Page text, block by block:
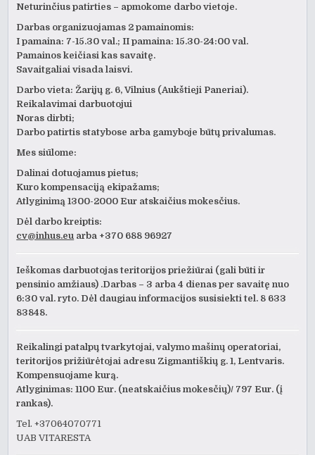
Neturinčius patirties – apmokome darbo vietoje.
Darbas organizuojamas 2 pamainomis:
I pamaina: 7-15.30 val.; II pamaina: 15.30-24:00 val.
Pamainos keičiasi kas savaitę.
Savaitgaliai visada laisvi.
Darbo vieta: Žarijų g. 6, Vilnius (Aukštieji Paneriai).
Reikalavimai darbuotojui
Noras dirbti;
Darbo patirtis statybose arba gamyboje būtų privalumas.
Mes siūlome:
Dalinai dotuojamus pietus;
Kuro kompensaciją ekipažams;
Atlyginimą 1300-2000 Eur atskaičius mokesčius.
Dėl darbo kreiptis:
cv@inhus.eu arba +370 688 96927
Ieškomas darbuotojas teritorijos priežiūrai (gali būti ir
pensinio amžiaus) .Darbas – 3 arba 4 dienas per savaitę nuo
6:30 val. ryto. Dėl daugiau informacijos susisiekti tel. 8 633
83848.
Reikalingi patalpų tvarkytojai, valymo mašinų operatoriai,
teritorijos prižiūrėtojai adresu Zigmantiškių g. 1, Lentvaris.
Kompensuojame kurą.
Atlyginimas: 1100 Eur. (neatskaičius mokesčių)/ 797 Eur. (į
rankas).
Tel. +37064070771
UAB VITARESTA